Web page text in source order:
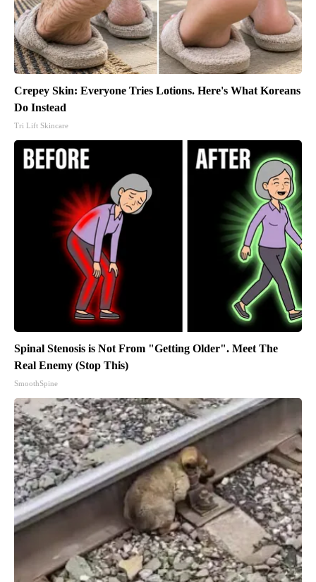
Crepey Skin: Everyone Tries Lotions. Here's What Koreans
Do Instead
Tri Lift Skincare
Spinal Stenosis is Not From "Getting Older". Meet The
Real Enemy (Stop This)
SmoothSpine